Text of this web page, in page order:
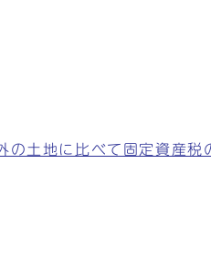
土地に比べて固定資産税